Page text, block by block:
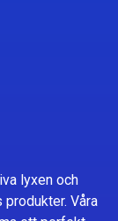
lyxen och
Våra